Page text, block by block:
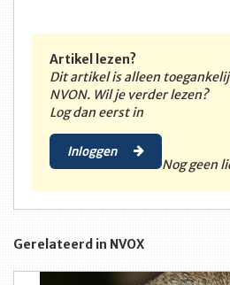
Artikel lezen?
Dit artikel is alleen
NVON. Wil je verder lezen?
Log dan eerst in
Inloggen
Nog geen
Gerelateerd in NVOX